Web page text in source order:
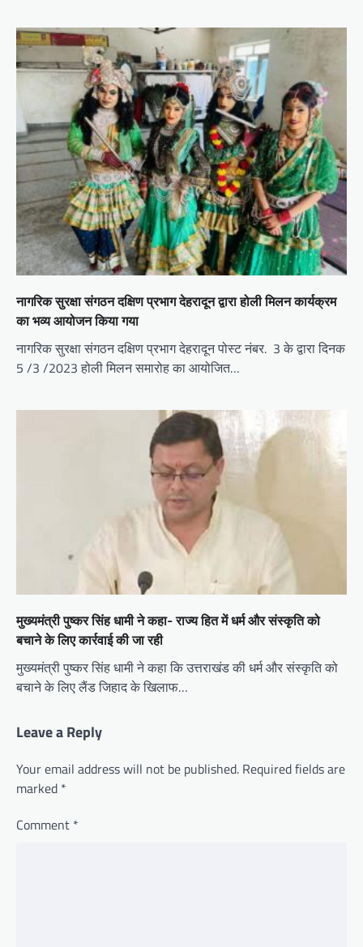
नागरिक सुरक्षा संगठन दक्षिण प्रभाग देहरादून द्वारा होली मिलन कार्यक्रम
का भव्य आयोजन किया गया
नागरिक सुरक्षा संगठन दक्षिण प्रभाग देहरादून पोस्ट नंबर. 3 के द्वारा दिनक
5 /3 /2023 होली मिलन समारोह का आयोजित…
मुख्यमंत्री पुष्कर सिंह धामी ने कहा- राज्य हित में धर्म और संस्कृति को
बचाने के लिए कार्रवाई की जा रही
मुख्यमंत्री पुष्कर सिंह धामी ने कहा कि उत्तराखंड की धर्म और संस्कृति को
बचाने के लिए लैंड जिहाद के खिलाफ…
Leave a Reply
Your email address will not be published. Required fields are
marked *
Comment *